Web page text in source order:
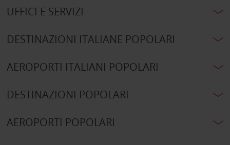
UFFICI E SERVIZI
DESTINAZIONI ITALIANE POPOLARI
AEROPORTI ITALIANI POPOLARI
DESTINAZIONI POPOLARI
AEROPORTI POPOLARI